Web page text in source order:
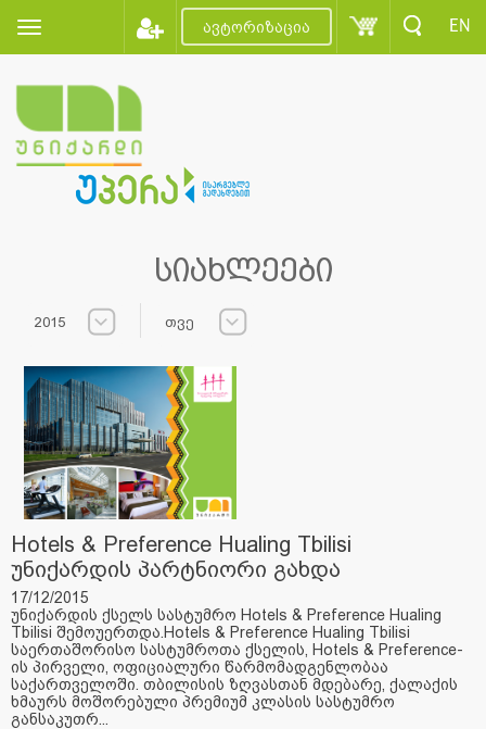
ავტორიზაცია EN
სიახლეები
2015 თვე
Hotels & Preference Hualing Tbilisi
უნიქარდის პარტნიორი გახდა
17/12/2015
უნიქარდის ქსელს სასტუმრო Hotels & Preference Hualing
Tbilisi შემოუერთდა.Hotels & Preference Hualing Tbilisi
საერთაშორისო სასტუმროთა ქსელის, Hotels & Preference-
ის პირველი, ოფიციალური წარმომადგენლობაა
საქართველოში. თბილისის ზღვასთან მდებარე, ქალაქის
ხმაურს მოშორებული პრემიუმ კლასის სასტუმრო
განსაკუთრ...